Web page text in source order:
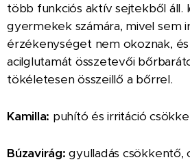
több funkciós aktív sejtekből áll.
gyermekek számára, mivel sem
érzékenységet nem okoznak, és
acilglutamát összetevői
tökéletesen összeillő a bőrrel.
Kamilla: puhító és irritáció
Búzavirág: gyulladás csökkentő,